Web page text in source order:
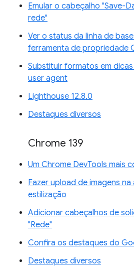
Emular o cabeçalho "Save-
rede"
Ver o status da linha de
ferramenta de propriedade
Substituir formatos em
user agent
Lighthouse 12.8.0
Destaques diversos
Chrome 139
Um Chrome DevTools mais
Fazer upload de imagens
estilização
Adicionar cabeçalhos de
"Rede"
Confira os destaques do
Destaques diversos